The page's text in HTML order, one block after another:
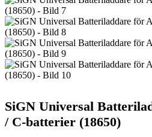
SiGN Universal
/ C-batterier (18650)